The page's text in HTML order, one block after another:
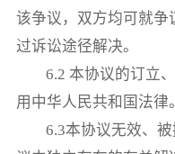
该争议，双方均可就争
过诉讼途径解决。
6.2 本协议的订立
用中华人民共和国法律。
6.3本协议无效、